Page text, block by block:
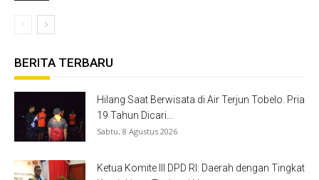
BERITA TERBARU
Hilang Saat Berwisata di Air Terjun Tobelo. Pria
19 Tahun Dicari...
Sabtu, 8 Agustus 2026
Ketua Komite III DPD RI: Daerah dengan Tingkat